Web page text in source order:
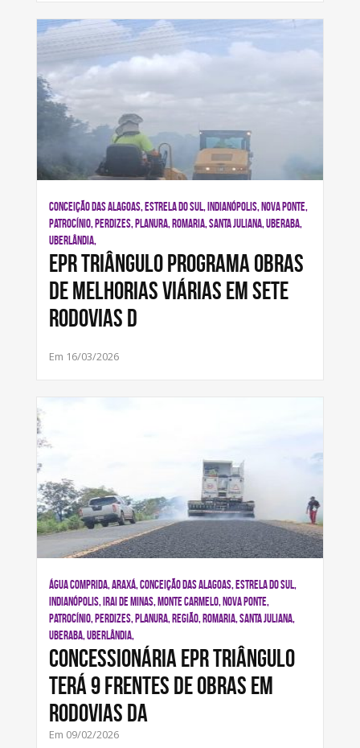
CONCEIÇÃO DAS ALAGOAS, ESTRELA DO SUL, INDIANÓPOLIS, NOVA PONTE,
PATROCÍNIO, PERDIZES, PLANURA, ROMARIA, SANTA JULIANA, UBERABA,
UBERLÂNDIA,
EPR Triângulo programa obras
de melhorias viárias em sete
rodovias d
Em 16/03/2026
ÁGUA COMPRIDA, ARAXÁ, CONCEIÇÃO DAS ALAGOAS, ESTRELA DO SUL,
INDIANÓPOLIS, IRAI DE MINAS, MONTE CARMELO, NOVA PONTE,
PATROCÍNIO, PERDIZES, PLANURA, REGIÃO, ROMARIA, SANTA JULIANA,
UBERABA, UBERLÂNDIA,
Concessionária EPR Triângulo
terá 9 frentes de obras em
rodovias da
Em 09/02/2026